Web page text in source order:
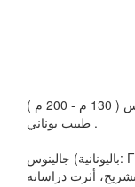
طبيب يوناني .
جالينوس (باليونانية: Γαληνός، باللاتينية: Galenus) هو كاتب
أثرت دراساته